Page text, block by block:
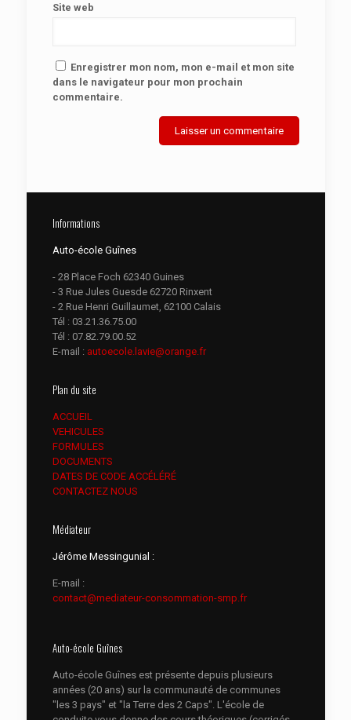
Site web
Enregistrer mon nom, mon e-mail et mon site
dans le navigateur pour mon prochain
commentaire.
Informations
Auto-école Guînes
- 28 Place Foch 62340 Guines
- 3 Rue Jules Guesde 62720 Rinxent
- 2 Rue Henri Guillaumet, 62100 Calais
Tél : 03.21.36.75.00
Tél : 07.82.79.00.52
E-mail : autoecole.lavie@orange.fr
Plan du site
ACCUEIL
VEHICULES
FORMULES
DOCUMENTS
DATES DE CODE ACCÉLÉRÉ
CONTACTEZ NOUS
Médiateur
Jérôme Messingunial :
E-mail :
contact@mediateur-consommation-smp.fr
Auto-école Guînes
Auto-école Guînes est présente depuis plusieurs
années (20 ans) sur la communauté de communes
"les 3 pays" et "la Terre des 2 Caps". L'école de